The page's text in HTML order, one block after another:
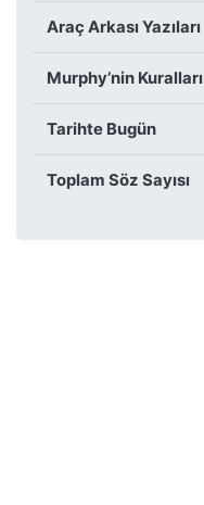
Araç Arkası Yazıları
Murphy’nin Kuralları
Tarihte Bugün
Toplam Söz Sayısı